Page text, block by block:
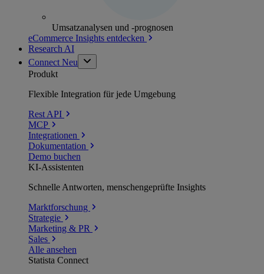
Umsatzanalysen und -prognosen
eCommerce Insights entdecken
Research AI
Connect Neu
Produkt
Flexible Integration für jede Umgebung
Rest API
MCP
Integrationen
Dokumentation
Demo buchen
KI-Assistenten
Schnelle Antworten, menschengeprüfte Insights
Marktforschung
Strategie
Marketing & PR
Sales
Alle ansehen
Statista Connect